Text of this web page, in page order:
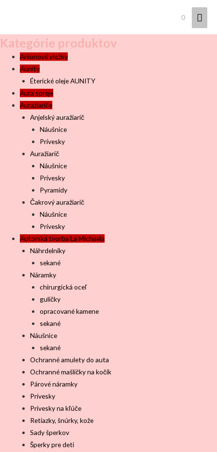
0
Kategórie produktov
Aniónové vložky
Aunity
Éterické oleje AUNITY
Aura spreje
Auražiariče
Anjelský auražiarič
Náušnice
Prívesky
Auražiarič
Náušnice
Prívesky
Pyramídy
Čakrový auražiarič
Náušnice
Prívesky
Autorská tvorba La Michaela
Náhrdelníky
sekané
Náramky
chirurgická oceľ
guličky
opracované kamene
sekané
Náušnice
sekané
Ochranné amulety do auta
Ochranné mašličky na kočík
Párové náramky
Prívesky
Prívesky na kľúče
Retiazky, šnúrky, kože
Sady šperkov
Šperky pre deti